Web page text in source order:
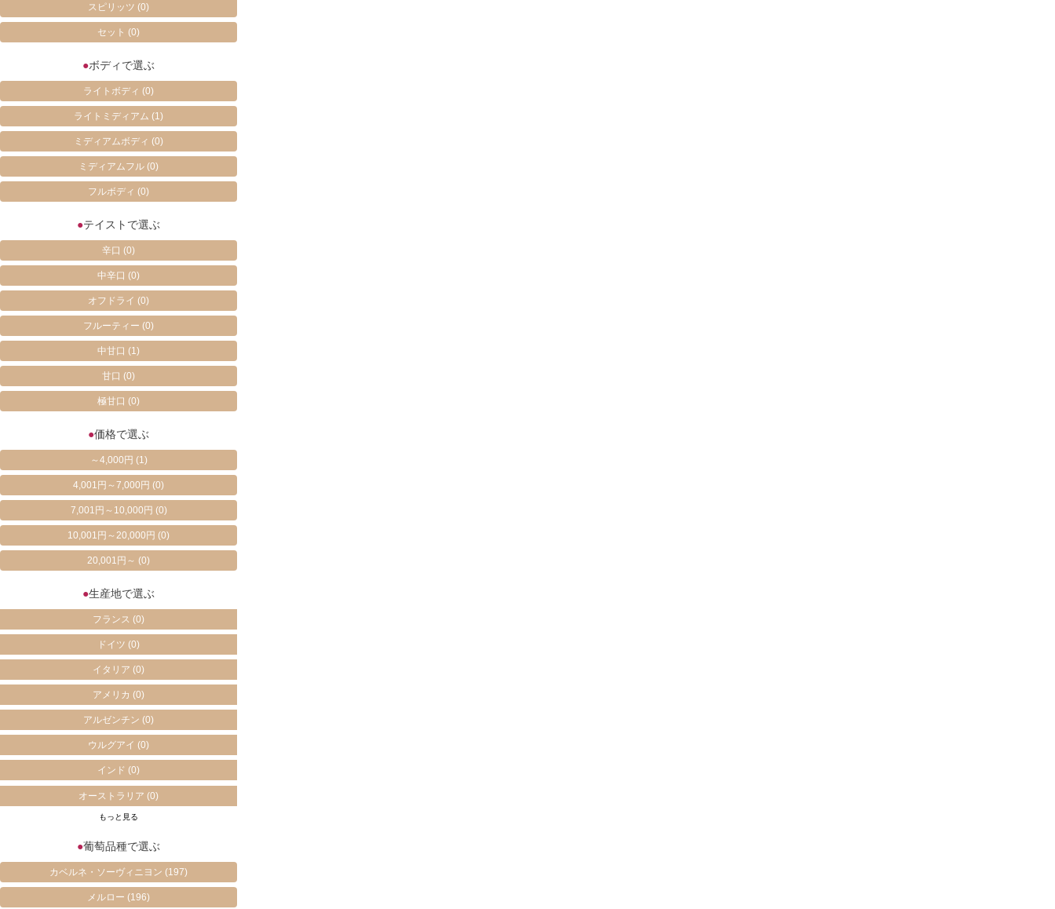
スピリッツ(0)
セット(0)
●ボディで選ぶ
ライトボディ(0)
ライトミディアム(1)
ミディアムボディ(0)
ミディアムフル(0)
フルボディ(0)
●テイストで選ぶ
辛口(0)
中辛口(0)
オフドライ(0)
フルーティー(0)
中甘口(1)
甘口(0)
極甘口(0)
●価格で選ぶ
～4,000円 (1)
4,001円～7,000円(0)
7,001円～10,000円 (0)
10,001円～20,000円(0)
20,001円～(0)
●生産地で選ぶ
フランス(0)
ドイツ(0)
イタリア(0)
アメリカ(0)
アルゼンチン(0)
ウルグアイ(0)
インド(0)
オーストラリア(0)
もっと見る
●葡萄品種で選ぶ
カベルネ・ソーヴィニヨン(197)
メルロー(196)